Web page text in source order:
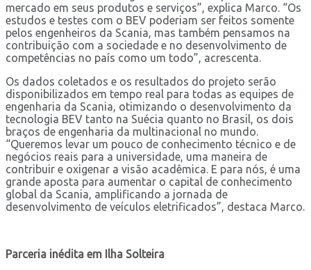
mercado em seus produtos e serviços”, explica Marco. “Os
estudos e testes com o BEV poderiam ser feitos somente
pelos engenheiros da Scania, mas também pensamos na
contribuição com a sociedade e no desenvolvimento de
competências no país como um todo”, acrescenta.
Os dados coletados e os resultados do projeto serão
disponibilizados em tempo real para todas as equipes de
engenharia da Scania, otimizando o desenvolvimento da
tecnologia BEV tanto na Suécia quanto no Brasil, os dois
braços de engenharia da multinacional no mundo.
“Queremos levar um pouco de conhecimento técnico e de
negócios reais para a universidade, uma maneira de
contribuir e oxigenar a visão acadêmica. E para nós, é uma
grande aposta para aumentar o capital de conhecimento
global da Scania, amplificando a jornada de
desenvolvimento de veículos eletrificados”, destaca Marco.
Parceria inédita em Ilha Solteira